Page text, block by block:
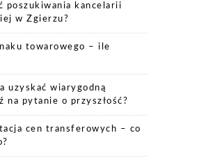
poszukiwania kancelarii
w Zgierzu?
towarowego – ile
uzyskać wiarygodną
na pytanie o przyszłość?
cen transferowych – co